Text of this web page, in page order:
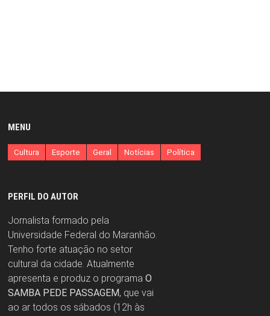
MENU
Cultura Esporte Geral Notícias Política
PERFIL DO AUTOR
Jornalista formado pela
Universidade Federal do Maranhão.
Tenho forte atuação no setor
cultural da cidade. Atualmente
apresenta e produz o programa O
SAMBA PEDE PASSAGEM, que vai
ao ar todos os sábados (12h às